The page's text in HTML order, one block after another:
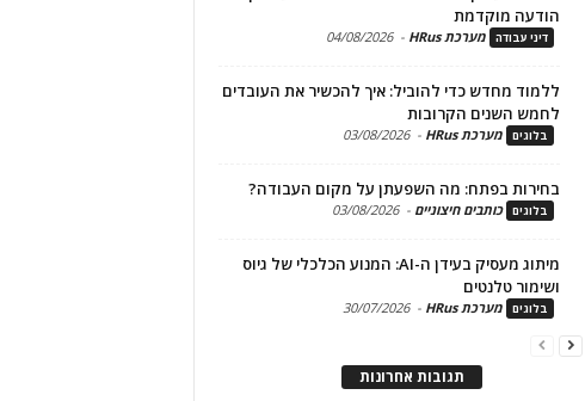
הודעה מוקדמת
דיני עבודה מערכת HRus -
04/08/2026
ללמוד מחדש כדי להוביל: איך להכשיר את העובדים
לחמש השנים הקרובות
בלוגים מערכת HRus -
03/08/2026
בחירות בפתח: מה השפעתן על מקום העבודה?
בלוגים כותבים חיצוניים -
03/08/2026
מיתוג מעסיק בעידן ה-AI: המנוע הכלכלי של גיוס
ושימור טלנטים
בלוגים מערכת HRus -
30/07/2026
תגובות אחרונות